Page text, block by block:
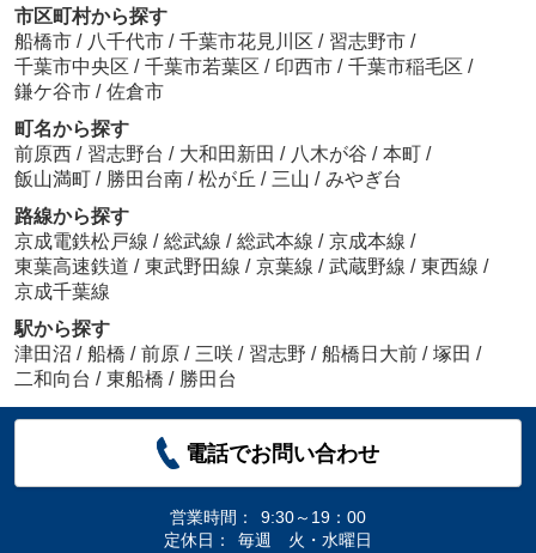
市区町村から探す
船橋市 / 八千代市 / 千葉市花見川区 / 習志野市 /
千葉市中央区 / 千葉市若葉区 / 印西市 / 千葉市稲毛区 /
鎌ケ谷市 / 佐倉市
町名から探す
前原西 / 習志野台 / 大和田新田 / 八木が谷 / 本町 /
飯山満町 / 勝田台南 / 松が丘 / 三山 / みやぎ台
路線から探す
京成電鉄松戸線 / 総武線 / 総武本線 / 京成本線 /
東葉高速鉄道 / 東武野田線 / 京葉線 / 武蔵野線 / 東西線 /
京成千葉線
駅から探す
津田沼 / 船橋 / 前原 / 三咲 / 習志野 / 船橋日大前 / 塚田 /
二和向台 / 東船橋 / 勝田台
電話でお問い合わせ
営業時間：
9:30～19：00
定休日：
毎週 火・水曜日